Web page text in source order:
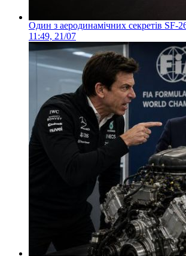
Один з аеродинамічних секретів SF-
11:49, 21/07